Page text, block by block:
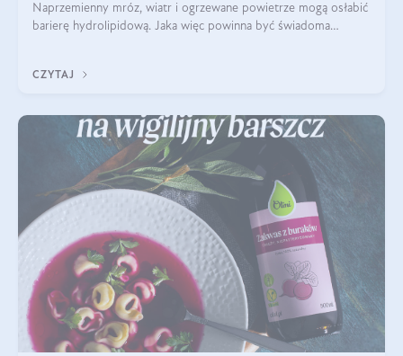
Naprzemienny mróz, wiatr i ogrzewane powietrze mogą osłabić
barierę hydrolipidową. Jaka więc powinna być świadoma
CZYTAJ